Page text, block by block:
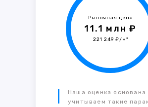
Рыночная цена
11.1 млн ₽
221 249 ₽/м²
Наша оценка
учитываем такие